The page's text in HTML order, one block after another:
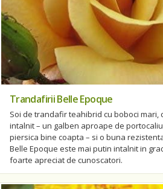
Trandafirii Belle Epoque
Soi de trandafir teahibrid cu boboci mari,
intalnit – un galben aproape de
piersica bine coapta – si o buna
Belle Epoque este mai putin intalnit in
foarte apreciat de cunoscatori.